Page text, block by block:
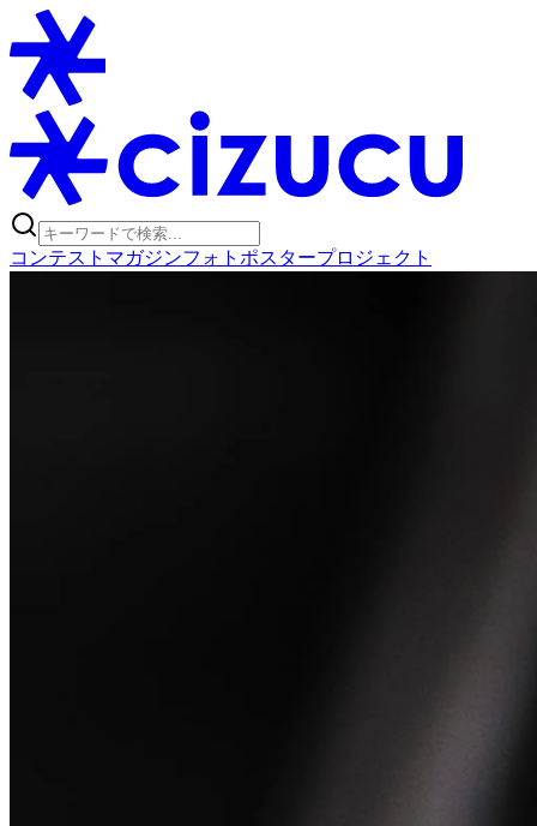
コンテスト マガジンフォトポスタープロジェクト